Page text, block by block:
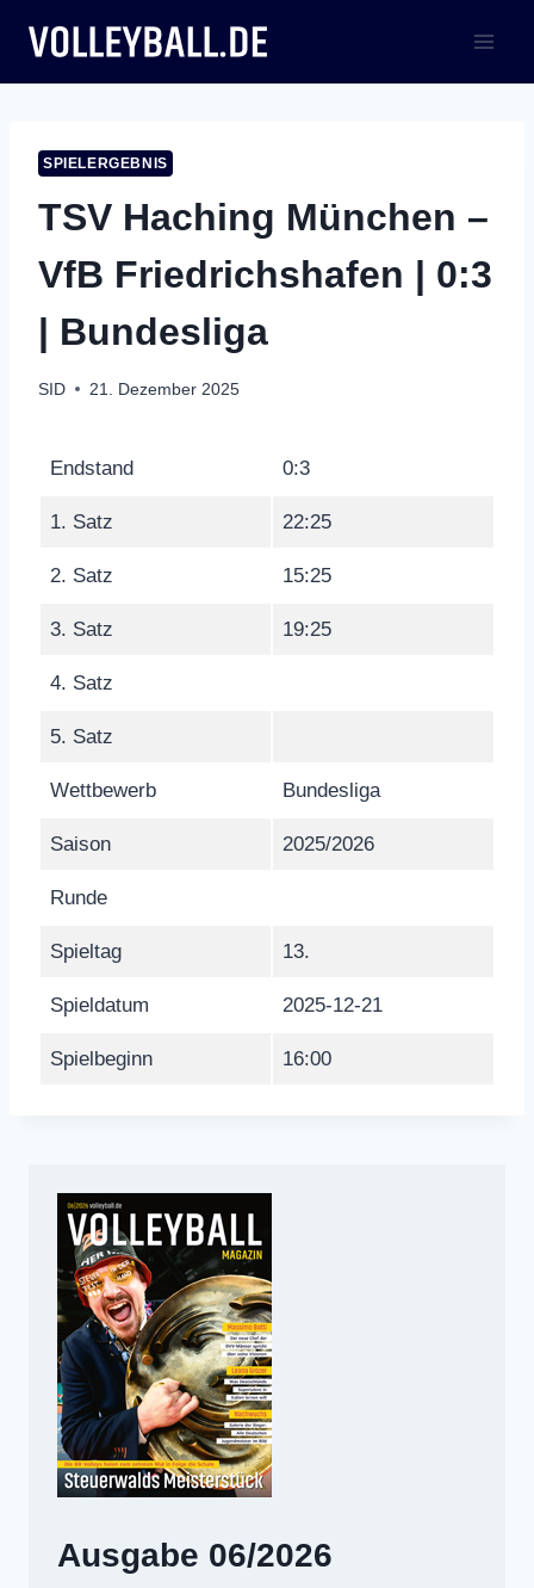
Inhalt
springen
SPIELERGEBNIS
TSV Haching München –
VfB Friedrichshafen | 0:3
| Bundesliga
SID 21. Dezember 2025
Endstand 0:3
1. Satz 22:25
2. Satz 15:25
3. Satz 19:25
4. Satz
5. Satz
Wettbewerb Bundesliga
Saison 2025/2026
Runde
Spieltag 13.
Spieldatum 2025-12-21
Spielbeginn 16:00
Ausgabe 06/2026